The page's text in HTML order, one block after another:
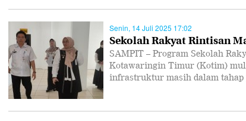
Senin, 14 Juli 2025 17:02
Sekolah Rakyat Rintisan
SAMPIT – Program Sekolah
Kotawaringin Timur (Kotim)
infrastruktur masih dalam